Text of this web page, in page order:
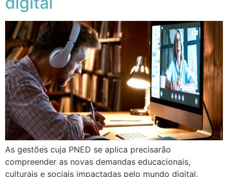
As gestões cuja PNED se aplica precisarão
compreender as novas demandas educacionais,
culturais e sociais impactadas pelo mundo digital,